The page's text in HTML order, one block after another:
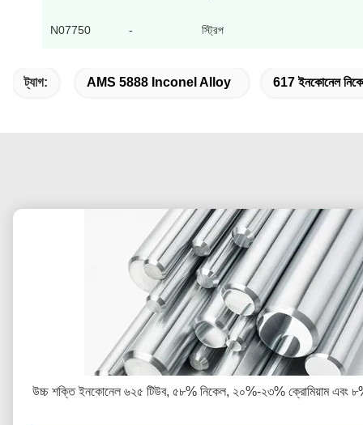
N07750 - স্ট্রিপ
ট্যাগ: AMS 5888 Inconel Alloy 617 ইনকোনেল
উচ্চ শক্তি ইনকোনেল ৬২৫ টিউব, ৫৮% নিকেল, ২০%-২৩% ক্রোমিয়াম এবং